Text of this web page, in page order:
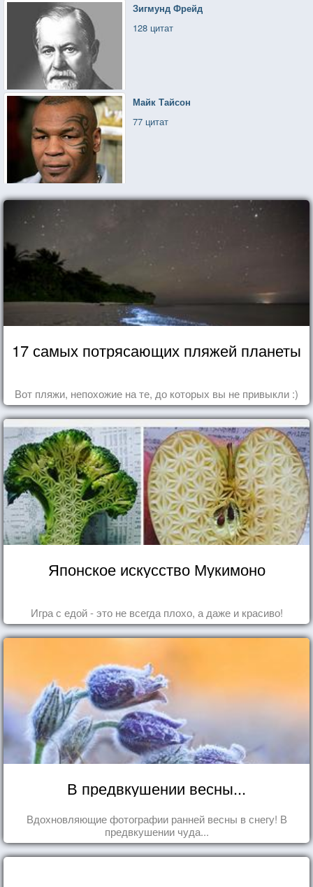
Зигмунд Фрейд
128 цитат
Майк Тайсон
77 цитат
17 самых потрясающих пляжей планеты
Вот пляжи, непохожие на те, до которых вы не привыкли :)
Японское искусство Мукимоно
Игра с едой - это не всегда плохо, а даже и красиво!
В предвкушении весны...
Вдохновляющие фотографии ранней весны в снегу! В
предвкушении чуда...